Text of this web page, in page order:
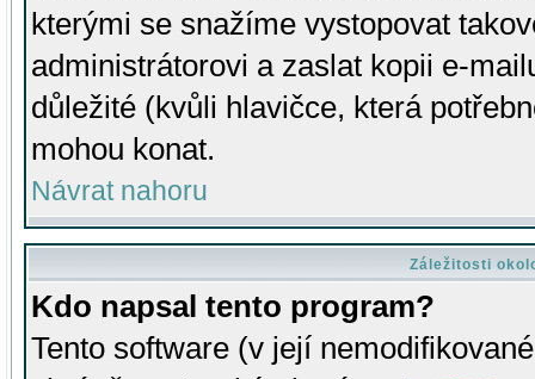
kterými se snažíme vystopovat
administrátorovi a zaslat kopii e-
důležité (kvůli hlavičce, která
mohou konat.
Návrat nahoru
Záležitosti
Kdo napsal tento program?
Tento software (v její